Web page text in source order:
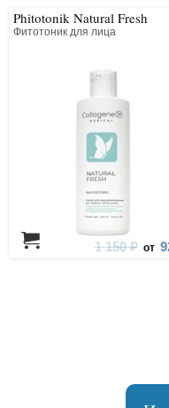
Phitotonik Natural Fresh
Фитотоник для лица
1 150 ₽ от